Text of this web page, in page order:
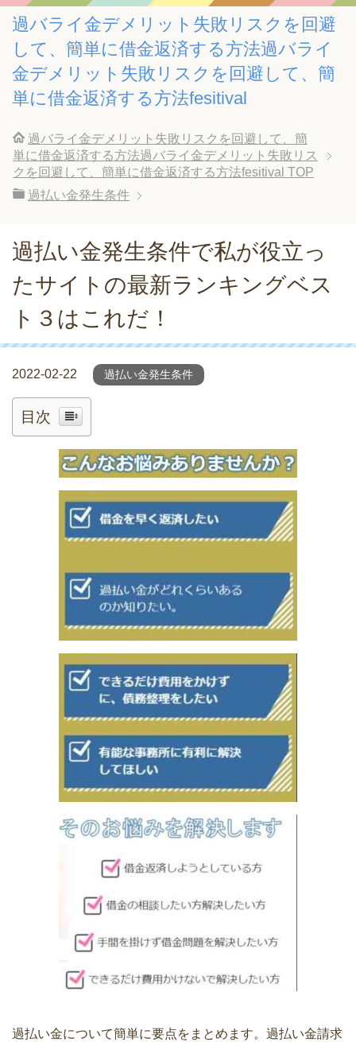
過バライ金デメリット失敗リスクを回避
して、簡単に借金返済する方法過バライ
金デメリット失敗リスクを回避して、簡
単に借金返済する方法fesitival
過バライ金デメリット失敗リスクを回避して、簡
単に借金返済する方法過バライ金デメリット失敗リス
クを回避して、簡単に借金返済する方法fesitival TOP
過払い金発生条件
過払い金発生条件で私が役立っ
たサイトの最新ランキングベス
ト３はこれだ！
2022-02-22 過払い金発生条件
目次
過払い金について簡単に要点をまとめます。過払い金請求